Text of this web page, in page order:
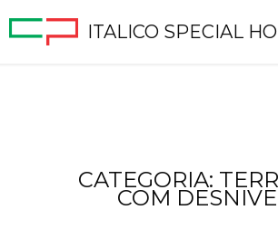
ITALICO SPECIAL
CATEGORIA:
COM